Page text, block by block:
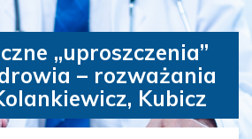
„uproszczenia”
– rozważania
Kubicz